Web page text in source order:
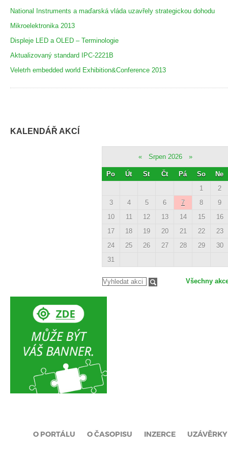
National Instruments a maďarská vláda uzavřely strategickou dohodu
Mikroelektronika 2013
Displeje LED a OLED – Terminologie
Aktualizovaný standard IPC-2221B
Veletrh embedded world Exhibition&Conference 2013
KALENDÁŘ AKCÍ
« Srpen 2026 »
Po Út St Čt Pá So
Ne
1
2
3
4 5 6 7 8
9
10
11 12 13 14 15
16
17
18 19 20 21 22
23
24
25 26 27 28 29
30
31
Všechny
O PORTÁLU O ČASOPISU INZERCE UZÁVĚRKY